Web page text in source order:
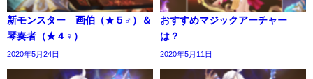
新モンスター 画伯（★５♂）＆
琴奏者（★４♀）
2020年5月24日
おすすめマジックアーチャー
は？
2020年5月11日